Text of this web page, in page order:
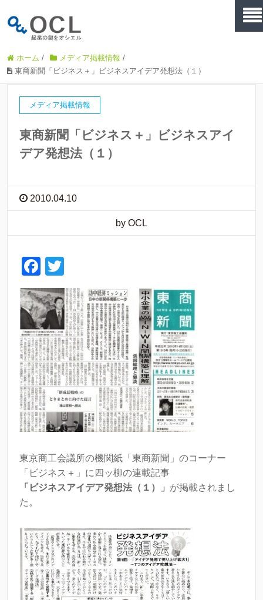
ホーム / メディア掲載情報 /
東商新聞「ビジネス＋」ビジネスアイデア発想法（１）
メディア掲載情報
東商新聞「ビジネス＋」ビジネスアイ
デア発想法（１）
2010.04.10
by OCL
F
a
c
e
b
o
o
k
wi
tt
er
東京商工会議所の機関紙「東商新聞」のコーナー
「ビジネス＋」に四ッ柳の連載記事
「ビジネスアイデア発想法（１）」 が掲載されまし
た。